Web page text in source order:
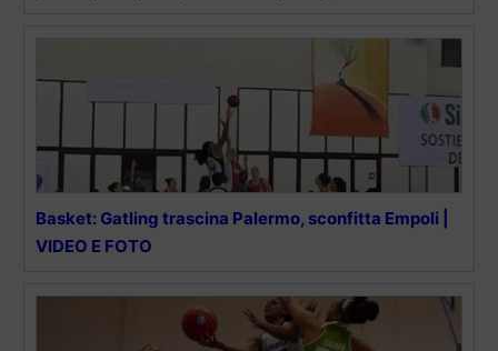
Basket: Gatling trascina Palermo, sconfitta Empoli |
VIDEO E FOTO